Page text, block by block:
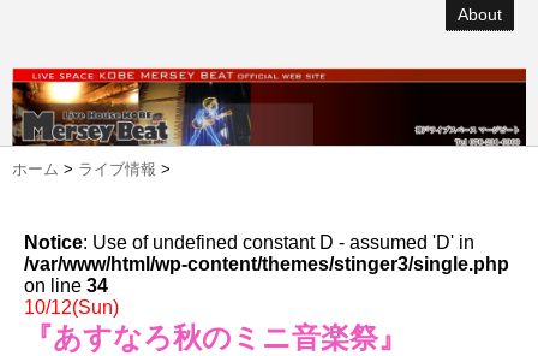
About
ホーム > ライブ情報 >
Notice: Use of undefined constant D - assumed 'D' in
/var/www/html/wp-content/themes/stinger3/single.php
on line 34
10/12(Sun)
『あすなろ秋のミニ音楽祭』